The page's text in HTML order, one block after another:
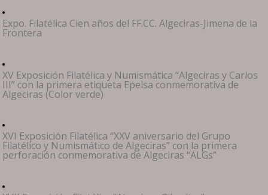
Expo. Filatélica Cien años del FF.CC. Algeciras-Jimena de la
Frontera
XV Exposición Filatélica y Numismática “Algeciras y Carlos
III” con la primera etiqueta Epelsa conmemorativa de
Algeciras (Color verde)
XVI Exposición Filatélica “XXV aniversario del Grupo
Filatélico y Numismático de Algeciras” con la primera
perforación conmemorativa de Algeciras “ALGs”